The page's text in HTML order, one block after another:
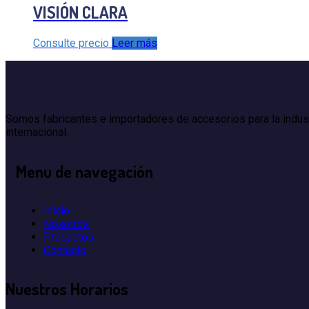
VISIÓN CLARA
Consulte precio Leer más
Somos fabricantes e importadores de accesorios para la
internacional.
Menu de navegación
Inicio
Nosotros
Productos
Contacto
Nuestros Horarios